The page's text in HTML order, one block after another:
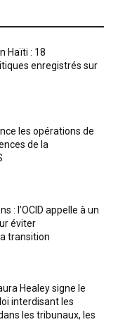
Haïti : 18
enregistrés sur
les opérations de
de la
: l’OCID appelle à un
éviter
transition
Healey signe le
interdisant les
les tribunaux, les